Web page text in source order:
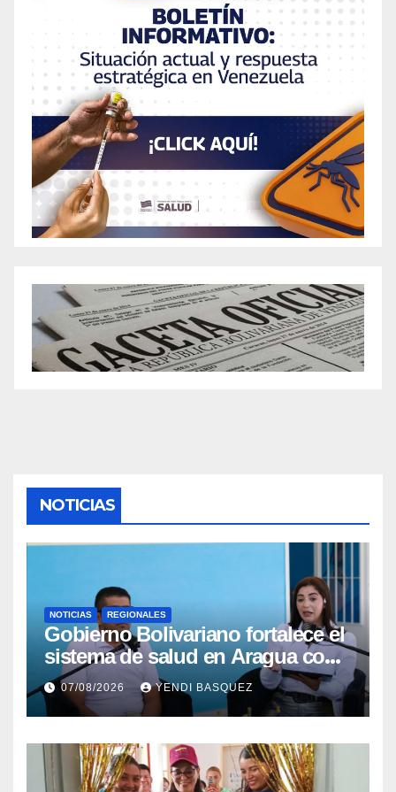
NOTICIAS
NOTICIAS REGIONALES
Gobierno Bolivariano fortalece el
sistema de salud en Aragua con
la reinauguración del CDI La
Mora
07/08/2026 YENDI BASQUEZ